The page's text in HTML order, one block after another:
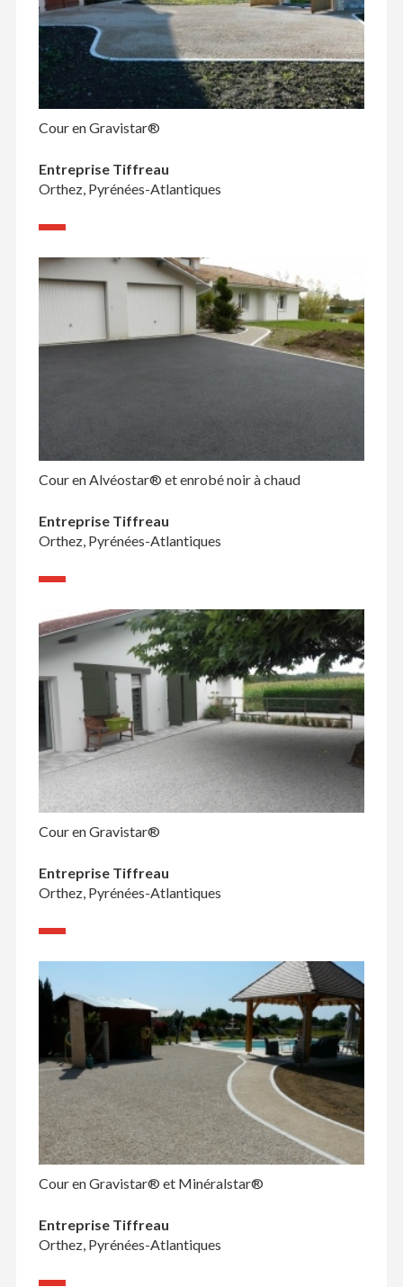
Cour en Gravistar®
Entreprise Tiffreau
Orthez, Pyrénées-Atlantiques
Cour en Alvéostar® et enrobé noir à chaud
Entreprise Tiffreau
Orthez, Pyrénées-Atlantiques
Cour en Gravistar®
Entreprise Tiffreau
Orthez, Pyrénées-Atlantiques
Cour en Gravistar® et Minéralstar®
Entreprise Tiffreau
Orthez, Pyrénées-Atlantiques